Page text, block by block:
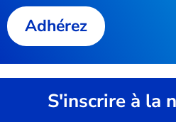
Adhérez
S'inscrire à la